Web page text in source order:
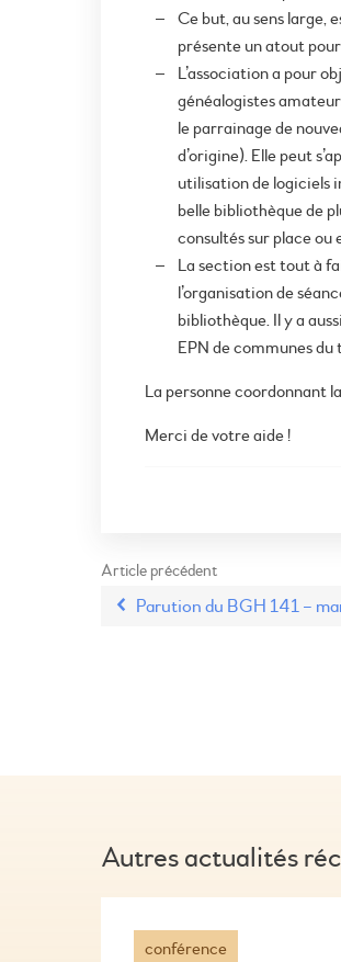
Ce but, au sens large,
présente un atout
L’association a pour
généalogistes
le parrainage de
d’origine). Elle peut
utilisation de logiciels
belle bibliothèque de
consultés sur place ou
La section est tout à
l’organisation de
bibliothèque. Il y a
EPN de communes
La personne coordonnant
Merci de votre aide !
Article précédent
Parution du BGH 141 –
Autres actualités
conférence